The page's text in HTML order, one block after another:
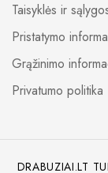
Taisyklės ir
Pristatymo
Grąžinimo
Privatumo politika
DRABUZIAI.LT